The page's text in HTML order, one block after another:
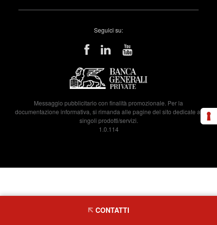
Seguici su:
Messaggio pubblicitario con finalità promozionale. Per la
documentazione informativa, si rimanda alle pagine del sito dedicate ai
singoli prodotti/servizi.
1.0.114
CONTATTI